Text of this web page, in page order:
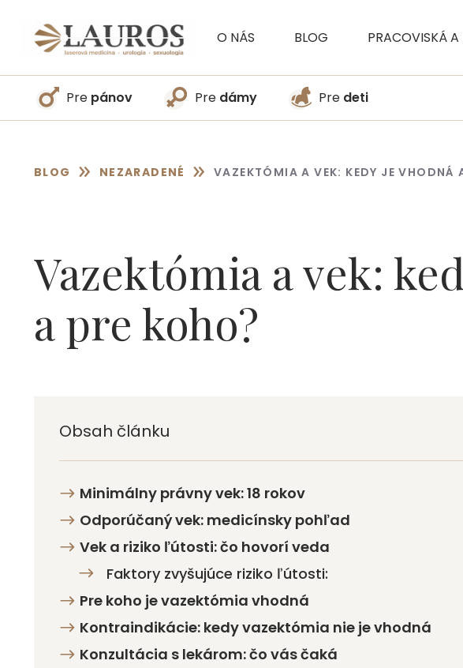
obsah
O NÁS BLOG PRACOVISKÁ
Pre pánov Pre dámy Pre deti
BLOG » NEZARADENÉ »VAZEKTÓMIA A VEK: KEDY JE VHODNÁ
Vazektómia a vek:
a pre koho?
Obsah článku
Minimálny právny vek: 18 rokov
Odporúčaný vek: medicínsky pohľad
Vek a riziko ľútosti: čo hovorí veda
Faktory zvyšujúce riziko ľútosti:
Pre koho je vazektómia vhodná
Kontraindikácie: kedy vazektómia nie je vhodná
Konzultácia s lekárom: čo vás čaká